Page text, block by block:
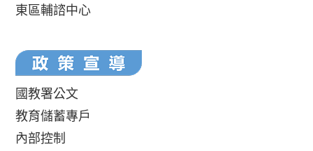
東區輔諮中心
國教署公文
教育儲蓄專戶
內部控制